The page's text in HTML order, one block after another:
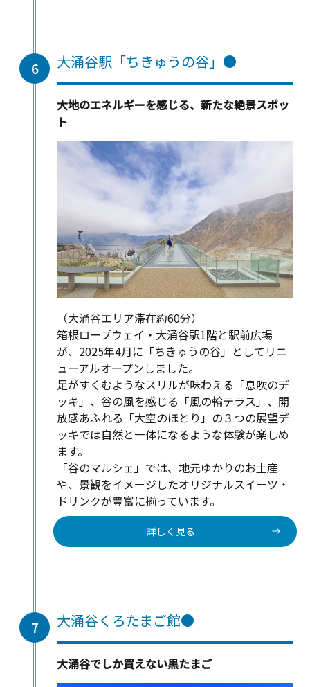
6 大涌谷駅「ちきゅうの谷」●
大地のエネルギーを感じる、新たな絶景スポッ
ト
（大涌谷エリア滞在約60分）
箱根ロープウェイ・大涌谷駅1階と駅前広場
が、2025年4月に「ちきゅうの谷」としてリニ
ューアルオープンしました。
足がすくむようなスリルが味わえる「息吹のデ
ッキ」、谷の風を感じる「風の輪テラス」、開
放感あふれる「大空のほとり」の３つの展望デ
ッキでは自然と一体になるような体験が楽しめ
ます。
「谷のマルシェ」では、地元ゆかりのお土産
や、景観をイメージしたオリジナルスイーツ・
ドリンクが豊富に揃っています。
詳しく見る
7 大涌谷くろたまご館●
大涌谷でしか買えない黒たまご